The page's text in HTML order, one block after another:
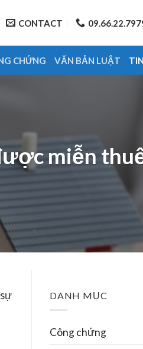
CONTACT
CHỨNG VĂN BẢN LUẬT
miễn
DANH MỤC
Công chứng